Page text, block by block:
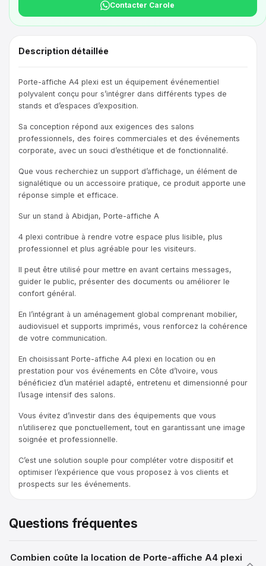
Contacter Carole
Description détaillée
Porte-affiche A4 plexi est un équipement événementiel
polyvalent conçu pour s’intégrer dans différents types de
stands et d’espaces d’exposition.
Sa conception répond aux exigences des salons
professionnels, des foires commerciales et des événements
corporate, avec un souci d’esthétique et de fonctionnalité.
Que vous recherchiez un support d’affichage, un élément de
signalétique ou un accessoire pratique, ce produit apporte une
réponse simple et efficace.
Sur un stand à Abidjan, Porte-affiche A
4 plexi contribue à rendre votre espace plus lisible, plus
professionnel et plus agréable pour les visiteurs.
Il peut être utilisé pour mettre en avant certains messages,
guider le public, présenter des documents ou améliorer le
confort général.
En l’intégrant à un aménagement global comprenant mobilier,
audiovisuel et supports imprimés, vous renforcez la cohérence
de votre communication.
En choisissant Porte-affiche A4 plexi en location ou en
prestation pour vos événements en Côte d’Ivoire, vous
bénéficiez d’un matériel adapté, entretenu et dimensionné pour
l’usage intensif des salons.
Vous évitez d’investir dans des équipements que vous
n’utiliserez que ponctuellement, tout en garantissant une image
soignée et professionnelle.
C’est une solution souple pour compléter votre dispositif et
optimiser l’expérience que vous proposez à vos clients et
prospects sur les événements.
Questions fréquentes
Combien coûte la location de Porte-affiche A4 plexi